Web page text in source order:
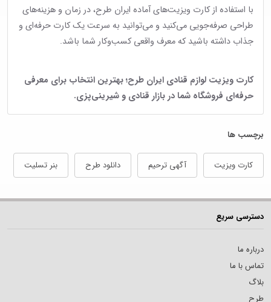
با استفاده از کارت ویزیت‌های آماده ایران طرح، در زمان و هزینه‌های
طراحی صرفه‌جویی می‌کنید و می‌توانید به سرعت یک کارت حرفه‌ای و
جذاب داشته باشید که معرف واقعی کسب‌وکار شما باشد.
کارت ویزیت لوازم قنادی ایران طرح؛ بهترین انتخاب برای معرفی
حرفه‌ای فروشگاه شما در بازار قنادی و شیرینی‌پزی.
برچسب ها
کارت ویزیت آگهی ترحیم دانلود طرح بنر تسلیت
دسترسی سریع
درباره ما
تماس با ما
بلاگ
طرح